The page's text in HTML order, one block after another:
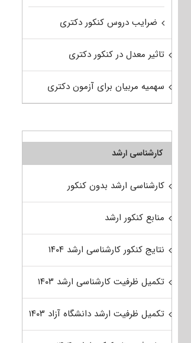
ضرایب دروس کنکور دکتری
تاثیر معدل در کنکور دکتری
سهمیه مربیان برای آزمون دکتری
کارشناسی ارشد
کارشناسی ارشد بدون کنکور
منابع کنکور ارشد
نتایج کنکور کارشناسی ارشد ۱۴۰۴
تکمیل ظرفیت کارشناسی ارشد ۱۴۰۳
تکمیل ظرفیت ارشد دانشگاه آزاد ۱۴۰۳